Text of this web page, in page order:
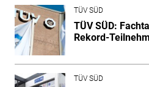
TÜV SÜD
TÜV SÜD:
Rekord-
TÜV SÜD